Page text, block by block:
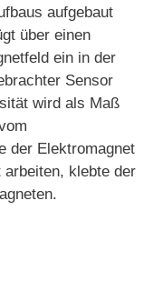
aufgebaut
über einen
ein in der
Sensor
wird als Maß
der Elektromagnet
klebte der